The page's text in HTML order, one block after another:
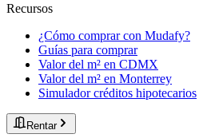
Recursos
¿Cómo comprar con Mudafy?
Guías para comprar
Valor del m² en CDMX
Valor del m² en Monterrey
Simulador créditos hipotecarios
Rentar